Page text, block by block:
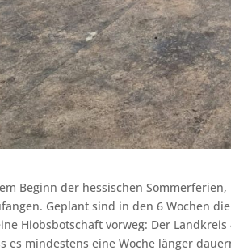
Beginn der hessischen
Geplant sind in den 6 Wochen
Hiobsbotschaft vorweg: Der
es mindestens eine Woche länger